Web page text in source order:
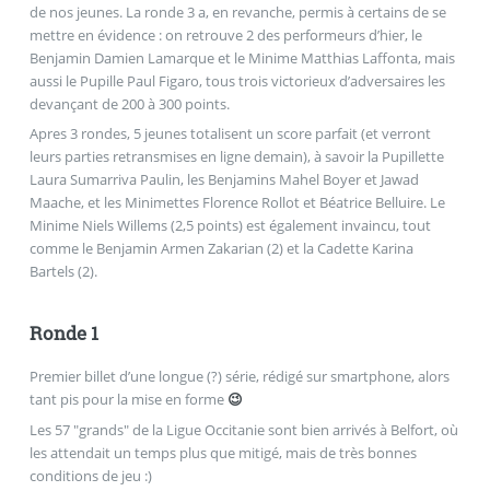
de nos jeunes. La ronde 3 a, en revanche, permis à certains de se
mettre en évidence : on retrouve 2 des performeurs d’hier, le
Benjamin Damien Lamarque et le Minime Matthias Laffonta, mais
aussi le Pupille Paul Figaro, tous trois victorieux d’adversaires les
devançant de 200 à 300 points.
Apres 3 rondes, 5 jeunes totalisent un score parfait (et verront
leurs parties retransmises en ligne demain), à savoir la Pupillette
Laura Sumarriva Paulin, les Benjamins Mahel Boyer et Jawad
Maache, et les Minimettes Florence Rollot et Béatrice Belluire. Le
Minime Niels Willems (2,5 points) est également invaincu, tout
comme le Benjamin Armen Zakarian (2) et la Cadette Karina
Bartels (2).
Ronde 1
Premier billet d’une longue (?) série, rédigé sur smartphone, alors
tant pis pour la mise en forme 😉
Les 57 "grands" de la Ligue Occitanie sont bien arrivés à Belfort, où
les attendait un temps plus que mitigé, mais de très bonnes
conditions de jeu :)